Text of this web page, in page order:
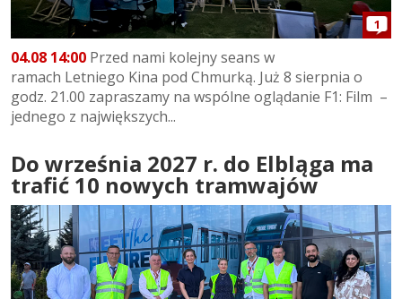
1
04.08 14:00 Przed nami kolejny seans w
ramach Letniego Kina pod Chmurką. Już 8 sierpnia o
godz. 21.00 zapraszamy na wspólne oglądanie F1: Film –
jednego z największych...
Do września 2027 r. do Elbląga ma
trafić 10 nowych tramwajów